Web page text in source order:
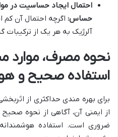
احتمال ایجاد حساسیت در
حساس: اگرچه احتمال آن
آلرژیک به هر یک از ترکیبات
نحوه مصرف، موارد
استفاده صحیح و
برای بهره مندی حداکثری از
از ایمنی آن، آگاهی از نحوه
ضروری است. استفاده